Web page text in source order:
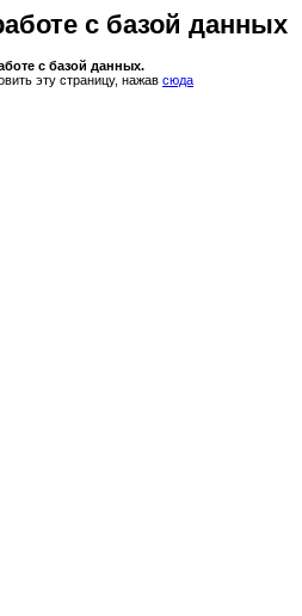
с базой данных
с базой данных.
эту страницу, нажав сюда